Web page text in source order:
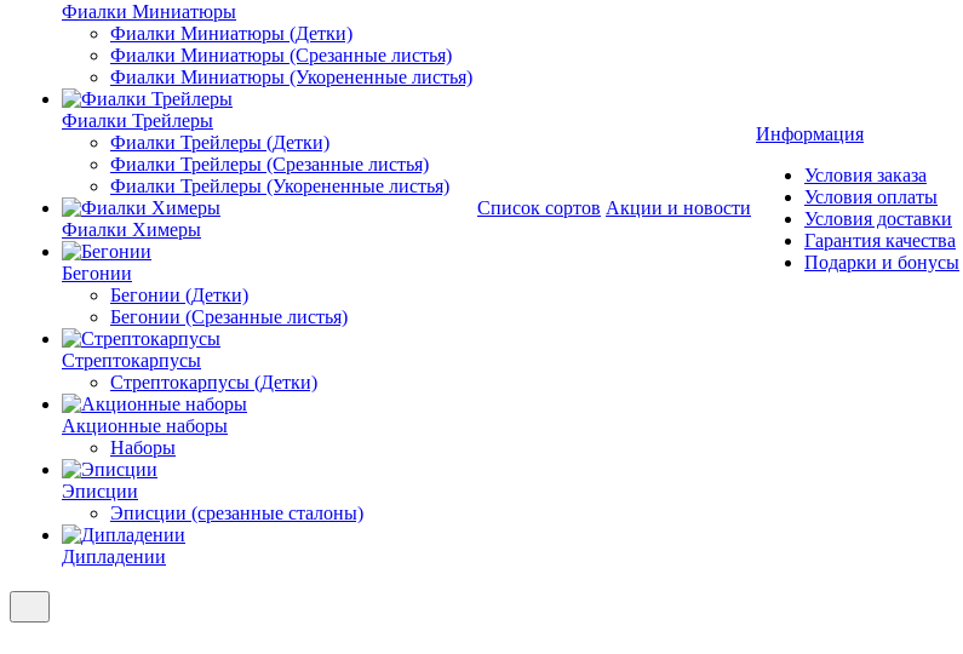
Фиалки Миниатюры
Фиалки Миниатюры (Детки)
Фиалки Миниатюры (Срезанные листья)
Фиалки Миниатюры (Укорененные листья)
Фиалки Трейлеры
Фиалки Трейлеры (Детки)
Фиалки Трейлеры (Срезанные листья)
Фиалки Трейлеры (Укорененные листья)
Фиалки Химеры
Бегонии
Бегонии (Детки)
Бегонии (Срезанные листья)
Стрептокарпусы
Стрептокарпусы (Детки)
Акционные наборы
Наборы
Эписции
Эписции (срезанные сталоны)
Дипладении
Список сортов Акции и новости
Информация
Условия заказа
Условия оплаты
Условия доставки
Гарантия качества
Подарки и бонусы